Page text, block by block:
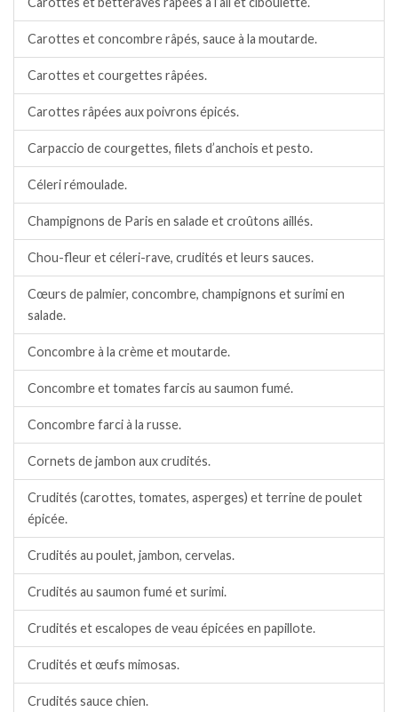
Carottes et concombre râpés, sauce à la moutarde.
Carottes et courgettes râpées.
Carottes râpées aux poivrons épicés.
Carpaccio de courgettes, filets d’anchois et pesto.
Céleri rémoulade.
Champignons de Paris en salade et croûtons aillés.
Chou-fleur et céleri-rave, crudités et leurs sauces.
Cœurs de palmier, concombre, champignons et surimi en
salade.
Concombre à la crème et moutarde.
Concombre et tomates farcis au saumon fumé.
Concombre farci à la russe.
Cornets de jambon aux crudités.
Crudités (carottes, tomates, asperges) et terrine de poulet
épicée.
Crudités au poulet, jambon, cervelas.
Crudités au saumon fumé et surimi.
Crudités et escalopes de veau épicées en papillote.
Crudités et œufs mimosas.
Crudités sauce chien.